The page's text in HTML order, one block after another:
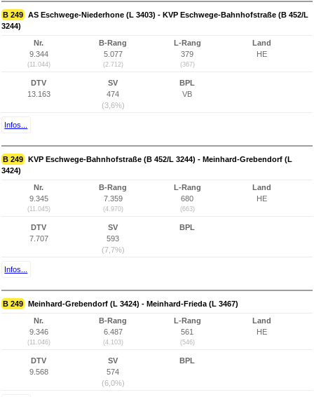
B 249 AS Eschwege-Niederhone (L 3403) - KVP Eschwege-Bahnhofstraße (B 452/L
3244)
Nr.
9.344
(11.044)
B-Rang
5.077
(2.712)
L-Rang
379
(367)
Land
HE
DTV
13.163
SV
474
(3,6%)
BPL
VB
Infos...
B 249 KVP Eschwege-Bahnhofstraße (B 452/L 3244) - Meinhard-Grebendorf (L
3424)
Nr.
9.345
(11.045)
B-Rang
7.359
(4.970)
L-Rang
680
(663)
Land
HE
DTV
7.707
SV
593
(7,7%)
BPL
Infos...
B 249 Meinhard-Grebendorf (L 3424) - Meinhard-Frieda (L 3467)
Nr.
9.346
(11.046)
B-Rang
6.487
(4.103)
L-Rang
561
(546)
Land
HE
DTV
9.568
SV
574
(6,0%)
BPL